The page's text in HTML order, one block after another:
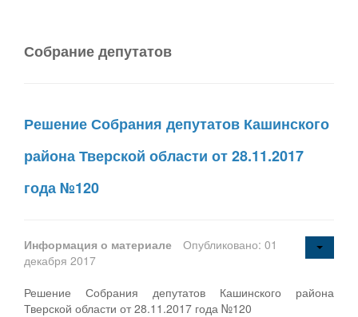
Собрание депутатов
Решение Собрания депутатов Кашинского
района Тверской области от 28.11.2017
года №120
Информация о материале
Опубликовано: 01
декабря 2017
Решение Собрания депутатов Кашинского района
Тверской области от 28.11.2017 года №120